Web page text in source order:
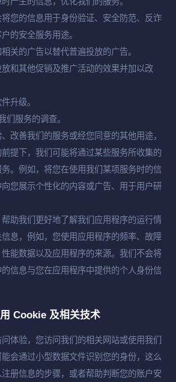
您的信息用于身份验证、安全防范、反诈
的安全服务用途。
关的广告以替代普遍投放的广告。
和其他促销及推广活动的效果并加以改
升级。
们服务的调查。
改善我们的服务或经您同意的其他用途，
提下，我们可能将通过某些服务所收集的
。例如，将您在使用我们某项服务时的信
您展示个性化的内容或广告、用于用户研
助我们更好地了解我们应用程序的运行情
息，例如，您使用应用程序的频率、故障
能数据以及应用程序的来源。我们不会将
信息与您在应用程序中提供的个人身份信
Cookie 及相关技术
体验，您访问我们的相关网站或使用我们
会通过小型数据文件识别您的身份，这么
册信息的步骤，或者帮助判断您的账户安